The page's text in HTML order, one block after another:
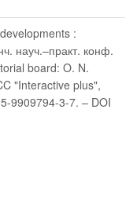
:
науч.–практ. конф.
board: O. N.
"Interactive plus",
9909794-3-7. – DOI